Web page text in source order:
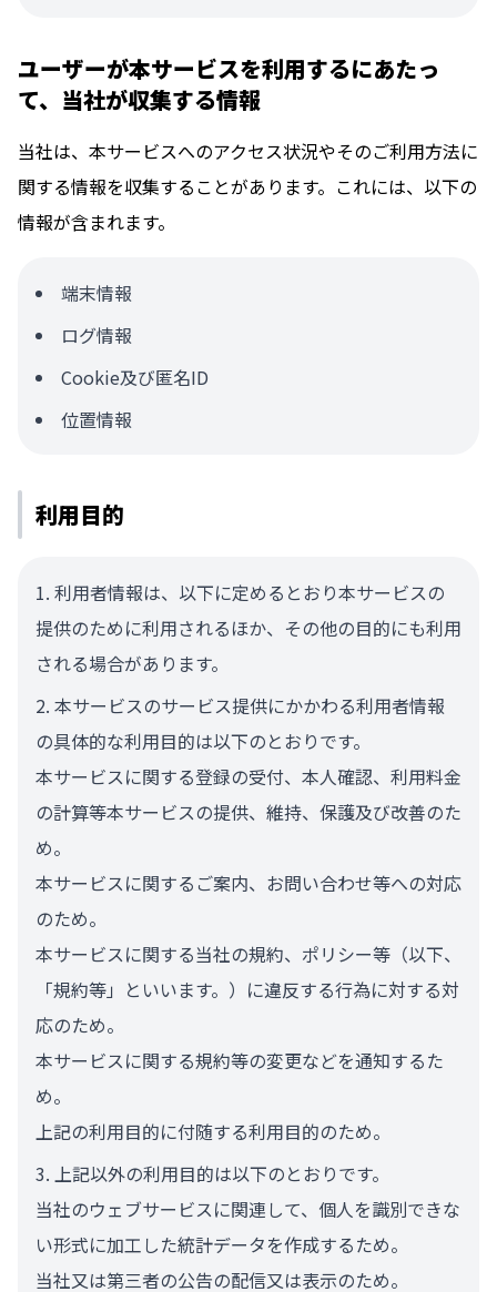
ユーザーが本サービスを利用するにあたっ
て、当社が収集する情報
当社は、本サービスへのアクセス状況やそのご利用方法に
関する情報を収集することがあります。これには、以下の
情報が含まれます。
端末情報
ログ情報
Cookie及び匿名ID
位置情報
利用目的
利用者情報は、以下に定めるとおり本サービスの
提供のために利用されるほか、その他の目的にも利用
される場合があります。
本サービスのサービス提供にかかわる利用者情報
の具体的な利用目的は以下のとおりです。
本サービスに関する登録の受付、本人確認、利用料金
の計算等本サービスの提供、維持、保護及び改善のた
め。
本サービスに関するご案内、お問い合わせ等への対応
のため。
本サービスに関する当社の規約、ポリシー等（以下、
「規約等」といいます。）に違反する行為に対する対
応のため。
本サービスに関する規約等の変更などを通知するた
め。
上記の利用目的に付随する利用目的のため。
上記以外の利用目的は以下のとおりです。
当社のウェブサービスに関連して、個人を識別できな
い形式に加工した統計データを作成するため。
当社又は第三者の公告の配信又は表示のため。